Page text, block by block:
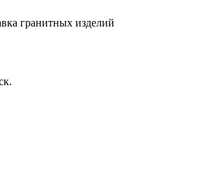
гранитных изделий